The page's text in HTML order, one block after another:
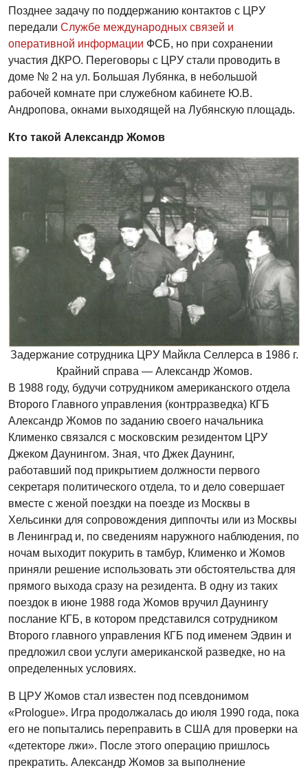
Позднее задачу по поддержанию контактов с ЦРУ
передали Службе международных связей и
оперативной информации ФСБ, но при сохранении
участия ДКРО. Переговоры с ЦРУ стали проводить в
доме № 2 на ул. Большая Лубянка, в небольшой
рабочей комнате при служебном кабинете Ю.В.
Андропова, окнами выходящей на Лубянскую площадь.
Кто такой Александр Жомов
Задержание сотрудника ЦРУ Майкла Селлерса в 1986 г.
Крайний справа — Александр Жомов.
В 1988 году, будучи сотрудником американского отдела
Второго Главного управления (контрразведка) КГБ
Александр Жомов по заданию своего начальника
Клименко связался с московским резидентом ЦРУ
Джеком Даунингом. Зная, что Джек Даунинг,
работавший под прикрытием должности первого
секретаря политического отдела, то и дело совершает
вместе с женой поездки на поезде из Москвы в
Хельсинки для сопровождения диппочты или из Москвы
в Ленинград и, по сведениям наружного наблюдения, по
ночам выходит покурить в тамбур, Клименко и Жомов
приняли решение использовать эти обстоятельства для
прямого выхода сразу на резидента. В одну из таких
поездок в июне 1988 года Жомов вручил Даунингу
послание КГБ, в котором представился сотрудником
Второго главного управления КГБ под именем Эдвин и
предложил свои услуги американской разведке, но на
определенных условиях.
В ЦРУ Жомов стал известен под псевдонимом
«Prologue». Игра продолжалась до июля 1990 года, пока
его не попытались переправить в США для проверки на
«детекторе лжи». После этого операцию пришлось
прекратить. Александр Жомов за выполнение